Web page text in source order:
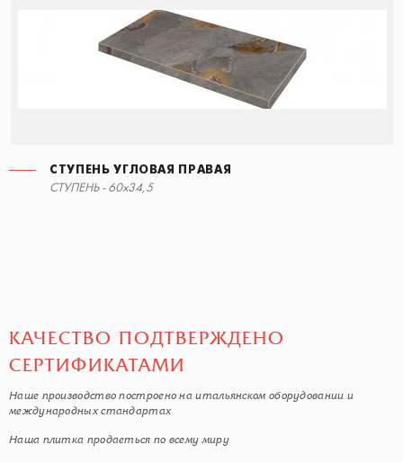
СТУПЕНЬ УГЛОВАЯ ПРАВАЯ
СТУПЕНЬ - 60x34,5
КАЧЕСТВО ПОДТВЕРЖДЕНО
СЕРТИФИКАТАМИ
Наше производство построено на итальянском оборудовании и
международных стандартах
Наша плитка продаеться по всему миру